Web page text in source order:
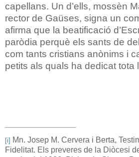
capellans. Un d’ells, mossèn
rector de Gaüses, signa un
afirma que la beatificació
paròdia perquè els sants de
com tants cristians anònims i
petits als quals ha dedicat tota
[i] Mn. Josep M. Cervera i Berta,
Fidelitat. Els preveres de la Diòcesi